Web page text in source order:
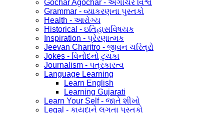
Gochar Agochar - અગોચર વિશ્વ
Grammar - વ્યાકરણના પુસ્તકો
Health - આરોગ્ય
Historical - ઇતિહાસવિષયક
Inspiration - પ્રેરણાત્મક
Jeevan Charitro - જીવન ચરિત્રો
Jokes - વિનોદનો ટુચકા
Journalism - પત્રકારત્વ
Language Learning
Learn English
Learning Gujarati
Learn Your Self - જાતે શીખો
Legal - કાયદાને લગતા પુસ્તકો